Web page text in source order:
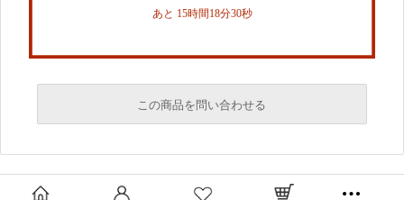
あと 15時間18分29秒
この商品を問い合わせる